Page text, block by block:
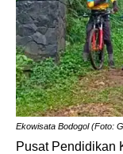
Ekowisata Bodogol (Foto:
Pusat Pendidikan